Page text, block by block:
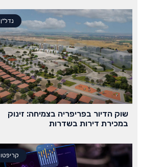
נדל"ן
שוק הדיור בפריפריה בצמיחה: זינוק
במכירת דירות בשדרות
קריפטו